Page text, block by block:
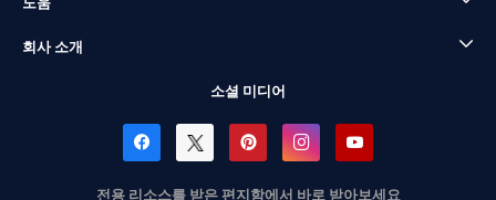
회사 소개
소셜 미디어
전용 리소스를 받은 편지함에서 바로 받아보세요